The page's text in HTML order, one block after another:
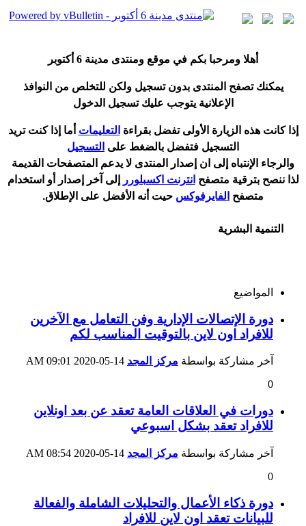
هلا ومرحبا بكم في موقع ومنتدى مدينة 6 أكتوبر
يمكنك تصفح المنتدى بدون تسجيل ولكن للتخلص من النوافذ
الإعلانية يتوجب عليك تسجيل الدخول
إذا كانت هذه الزيارة الأولى تفضل بقراءة التعليمات ما إذا كنت تريد
التسجيل فتفضل بالضغط على التسجيل
والرجاء الإنتباه إلى ان إصدار المنتدى لا يدعم المتصفحات القديمة
لذا ننصح بترقية متصفح انترنت اكسبلورر إلى آخر إصدار أو استخدام
متصفح الفايرفوكس حيت نه الأفضل على الإطلاق.
التنمية البشرية
المواضيع
دورة الإتصالات الإدارية وفن التعامل مع الآخرين
للافراد اون لاين بالتوقيت المناسب لكم
آخر مشاركة بواسطة مركز المجد
09:01 AM
0
دورات في العلاقات العامة تعقد عن بعد اونلاين
للافراد تعقد بشكل اسبوعي
آخر مشاركة بواسطة مركز المجد
08:54 AM
0
دورة ذكاء الأعمال والتحليلات الشاملة والفعالة
للبيانات تعقد اون لاين للافراد